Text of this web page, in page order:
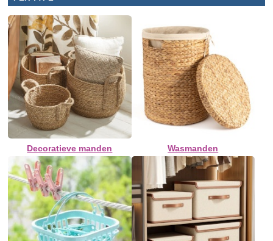
Decoratieve manden Wasmanden